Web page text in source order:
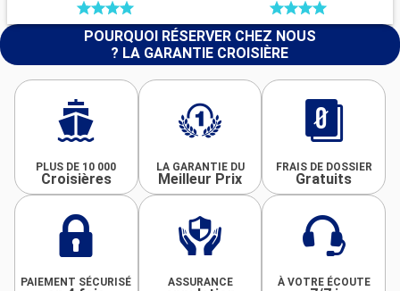
POURQUOI RÉSERVER CHEZ NOUS
? LA GARANTIE CROISIÈRE
PLUS DE 10 000
Croisières
LA GARANTIE DU
Meilleur Prix
FRAIS DE DOSSIER
Gratuits
PAIEMENT SÉCURISÉ ASSURANCE À VOTRE ÉCOUTE